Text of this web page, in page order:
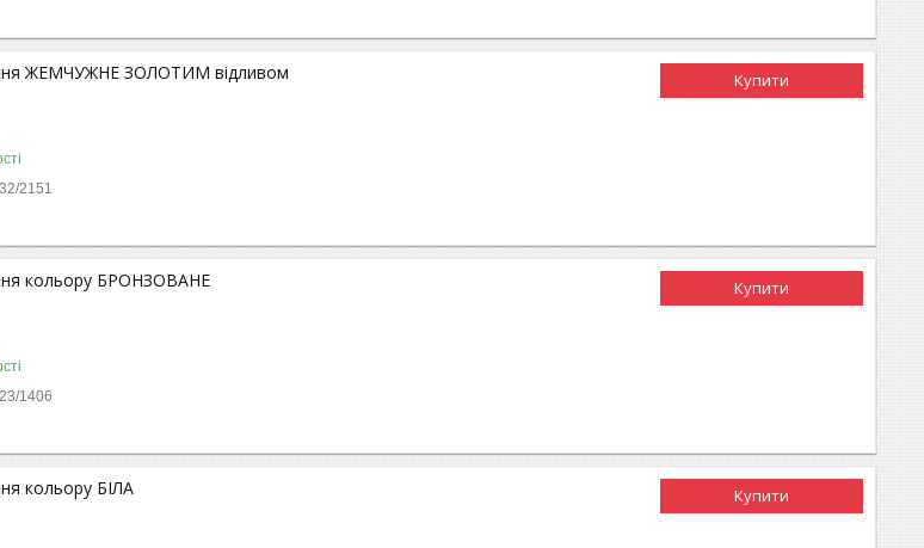
Купити
ЖЕМЧУЖНЕ ЗОЛОТИМ відливом
2151
Купити
кольору БРОНЗОВАНЕ
1406
Купити
кольору БІЛА